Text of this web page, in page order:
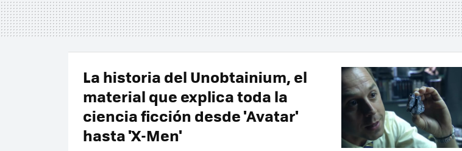
La historia del Unobtainium, el
material que explica toda la
ciencia ficción desde 'Avatar'
hasta 'X-Men'